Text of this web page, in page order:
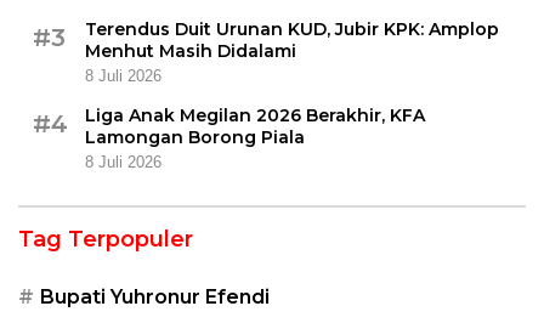
#3
Terendus Duit Urunan KUD, Jubir KPK: Amplop
Menhut Masih Didalami
8 Juli 2026
#4
Liga Anak Megilan 2026 Berakhir, KFA
Lamongan Borong Piala
8 Juli 2026
Tag Terpopuler
Bupati Yuhronur Efendi